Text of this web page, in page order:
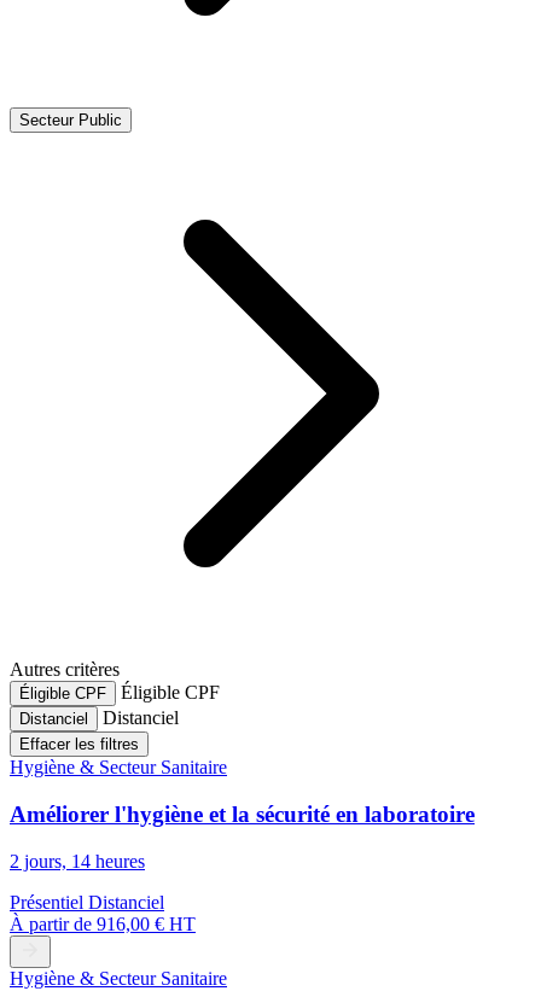
Secteur Public
Autres critères
Éligible CPF Éligible CPF
Distanciel Distanciel
Effacer les filtres
Hygiène & Secteur Sanitaire
Améliorer l'hygiène et la sécurité en laboratoire
2 jours, 14 heures
Présentiel Distanciel
À partir de 916,00 € HT
Hygiène & Secteur Sanitaire